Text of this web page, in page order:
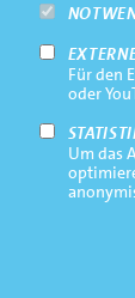
Für den
oder
Um das
Bottom